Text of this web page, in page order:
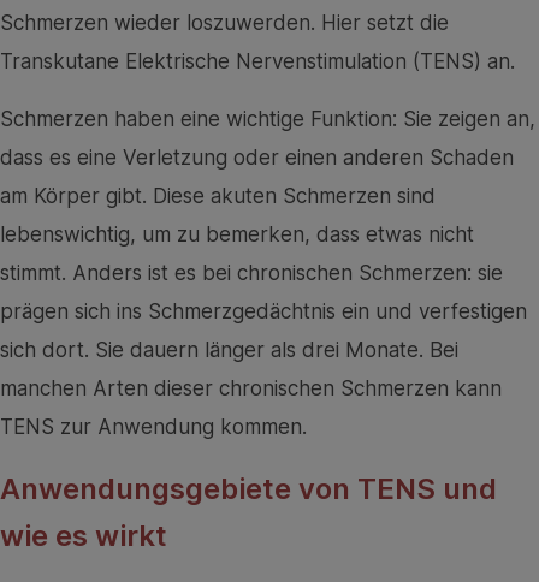
Schmerzen wieder loszuwerden. Hier setzt die
Transkutane Elektrische Nervenstimulation (TENS) an.
Schmerzen haben eine wichtige Funktion: Sie zeigen an,
dass es eine Verletzung oder einen anderen Schaden
am Körper gibt. Diese akuten Schmerzen sind
lebenswichtig, um zu bemerken, dass etwas nicht
stimmt. Anders ist es bei chronischen Schmerzen: sie
prägen sich ins Schmerzgedächtnis ein und verfestigen
sich dort. Sie dauern länger als drei Monate. Bei
manchen Arten dieser chronischen Schmerzen kann
TENS zur Anwendung kommen.
Anwendungsgebiete von TENS und
wie es wirkt